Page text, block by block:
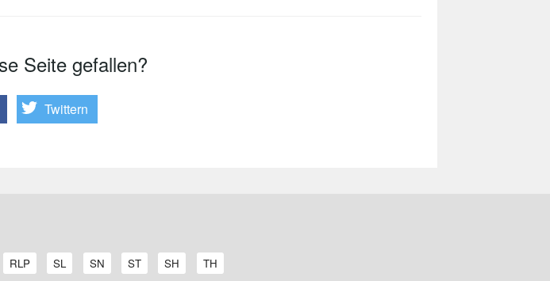
Seite gefallen?
Twittern
A
r
RLP
A
r
SL
A
r
SN
A
r
ST
A
r
SH
A
r
TH